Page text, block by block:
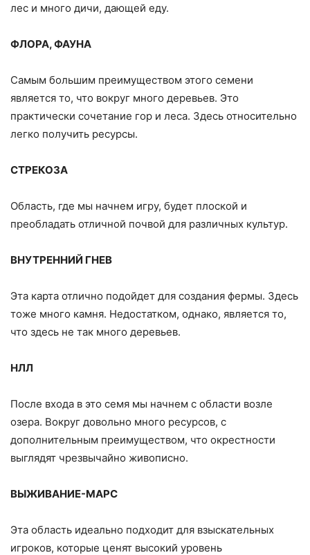
лес и много дичи, дающей еду.
ФЛОРА, ФАУНА
Самым большим преимуществом этого семени
является то, что вокруг много деревьев. Это
практически сочетание гор и леса. Здесь относительно
легко получить ресурсы.
СТРЕКОЗА
Область, где мы начнем игру, будет плоской и
преобладать отличной почвой для различных культур.
ВНУТРЕННИЙ ГНЕВ
Эта карта отлично подойдет для создания фермы. Здесь
тоже много камня. Недостатком, однако, является то,
что здесь не так много деревьев.
НЛЛ
После входа в это семя мы начнем с области возле
озера. Вокруг довольно много ресурсов, с
дополнительным преимуществом, что окрестности
выглядят чрезвычайно живописно.
ВЫЖИВАНИЕ-МАРС
Эта область идеально подходит для взыскательных
игроков, которые ценят высокий уровень